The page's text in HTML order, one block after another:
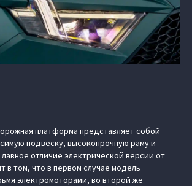
платформа представляет собой
подвеску, высокопрочную раму и
отличие электрической версии от
в том, что в первом случае модель
электромоторами, во второй же